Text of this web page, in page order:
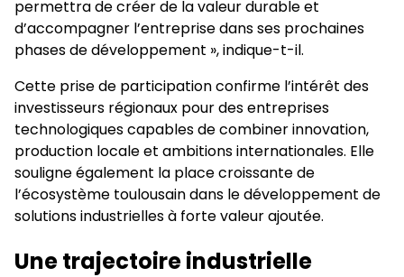
permettra de créer de la valeur durable et
d’accompagner l’entreprise dans ses prochaines
phases de développement », indique-t-il.
Cette prise de participation confirme l’intérêt des
investisseurs régionaux pour des entreprises
technologiques capables de combiner innovation,
production locale et ambitions internationales. Elle
souligne également la place croissante de
l’écosystème toulousain dans le développement de
solutions industrielles à forte valeur ajoutée.
Une trajectoire industrielle